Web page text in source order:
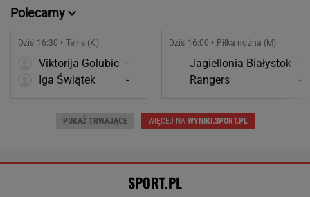
Polecamy
Dziś 16:30 • Tenis (K)
Viktorija Golubic -
Iga Świątek
-
Dziś 16:00 • Piłka nożna (M)
Jagiellonia Białystok -
Rangers
-
POKAŻ TRWAJĄCE WIĘCEJ NAWYNIKI.SPORT.PL
SPORT.PL